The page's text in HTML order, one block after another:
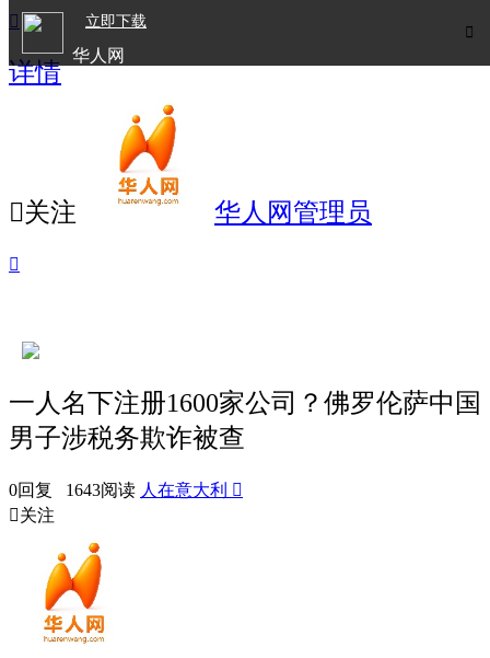

立即下载
华人网

详情
关注 华人网管理员

一人名下注册1600家公司？佛罗伦萨中国
男子涉税务欺诈被查
0回复 1643阅读 人在意大利 
关注